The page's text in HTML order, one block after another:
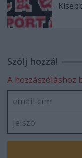
Szólj hozzá!
A hozzászóláshoz